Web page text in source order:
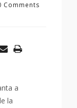
Comments
a
la